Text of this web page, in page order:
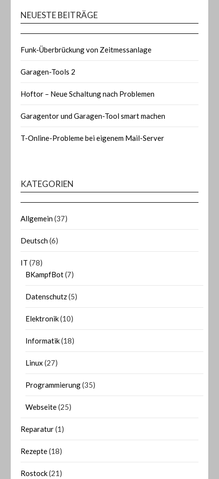
NEUESTE BEITRÄGE
Funk-Überbrückung von Zeitmessanlage
Garagen-Tools 2
Hoftor – Neue Schaltung nach Problemen
Garagentor und Garagen-Tool smart machen
T-Online-Probleme bei eigenem Mail-Server
KATEGORIEN
Allgemein(37)
Deutsch(6)
IT (78)
BKampfBot(7)
Datenschutz(5)
Elektronik(10)
Informatik(18)
Linux (27)
Programmierung(35)
Webseite(25)
Reparatur(1)
Rezepte(18)
Rostock(21)